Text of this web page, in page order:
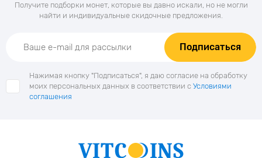
Получите подборки монет, которые вы давно искали, но не могли
найти и индивидуальные скидочные предложения.
Подписаться
Нажимая кнопку "Подписаться", я даю согласие на обработку
моих персональных данных в соответствии с Условиями
соглашения